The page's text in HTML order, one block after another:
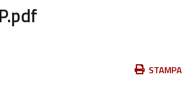
Azioni STAMPA